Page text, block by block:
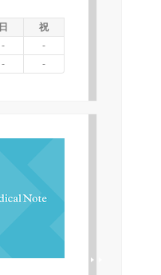
日
祝
-
-
- -